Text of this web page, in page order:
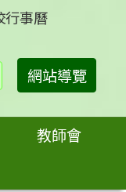
行事曆
網站導覽
教師會